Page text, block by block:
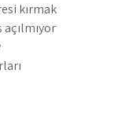
kırmak
açılmıyor